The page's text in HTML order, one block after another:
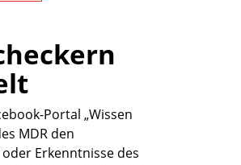
Portal „Wissen
MDR den
Erkenntnisse des